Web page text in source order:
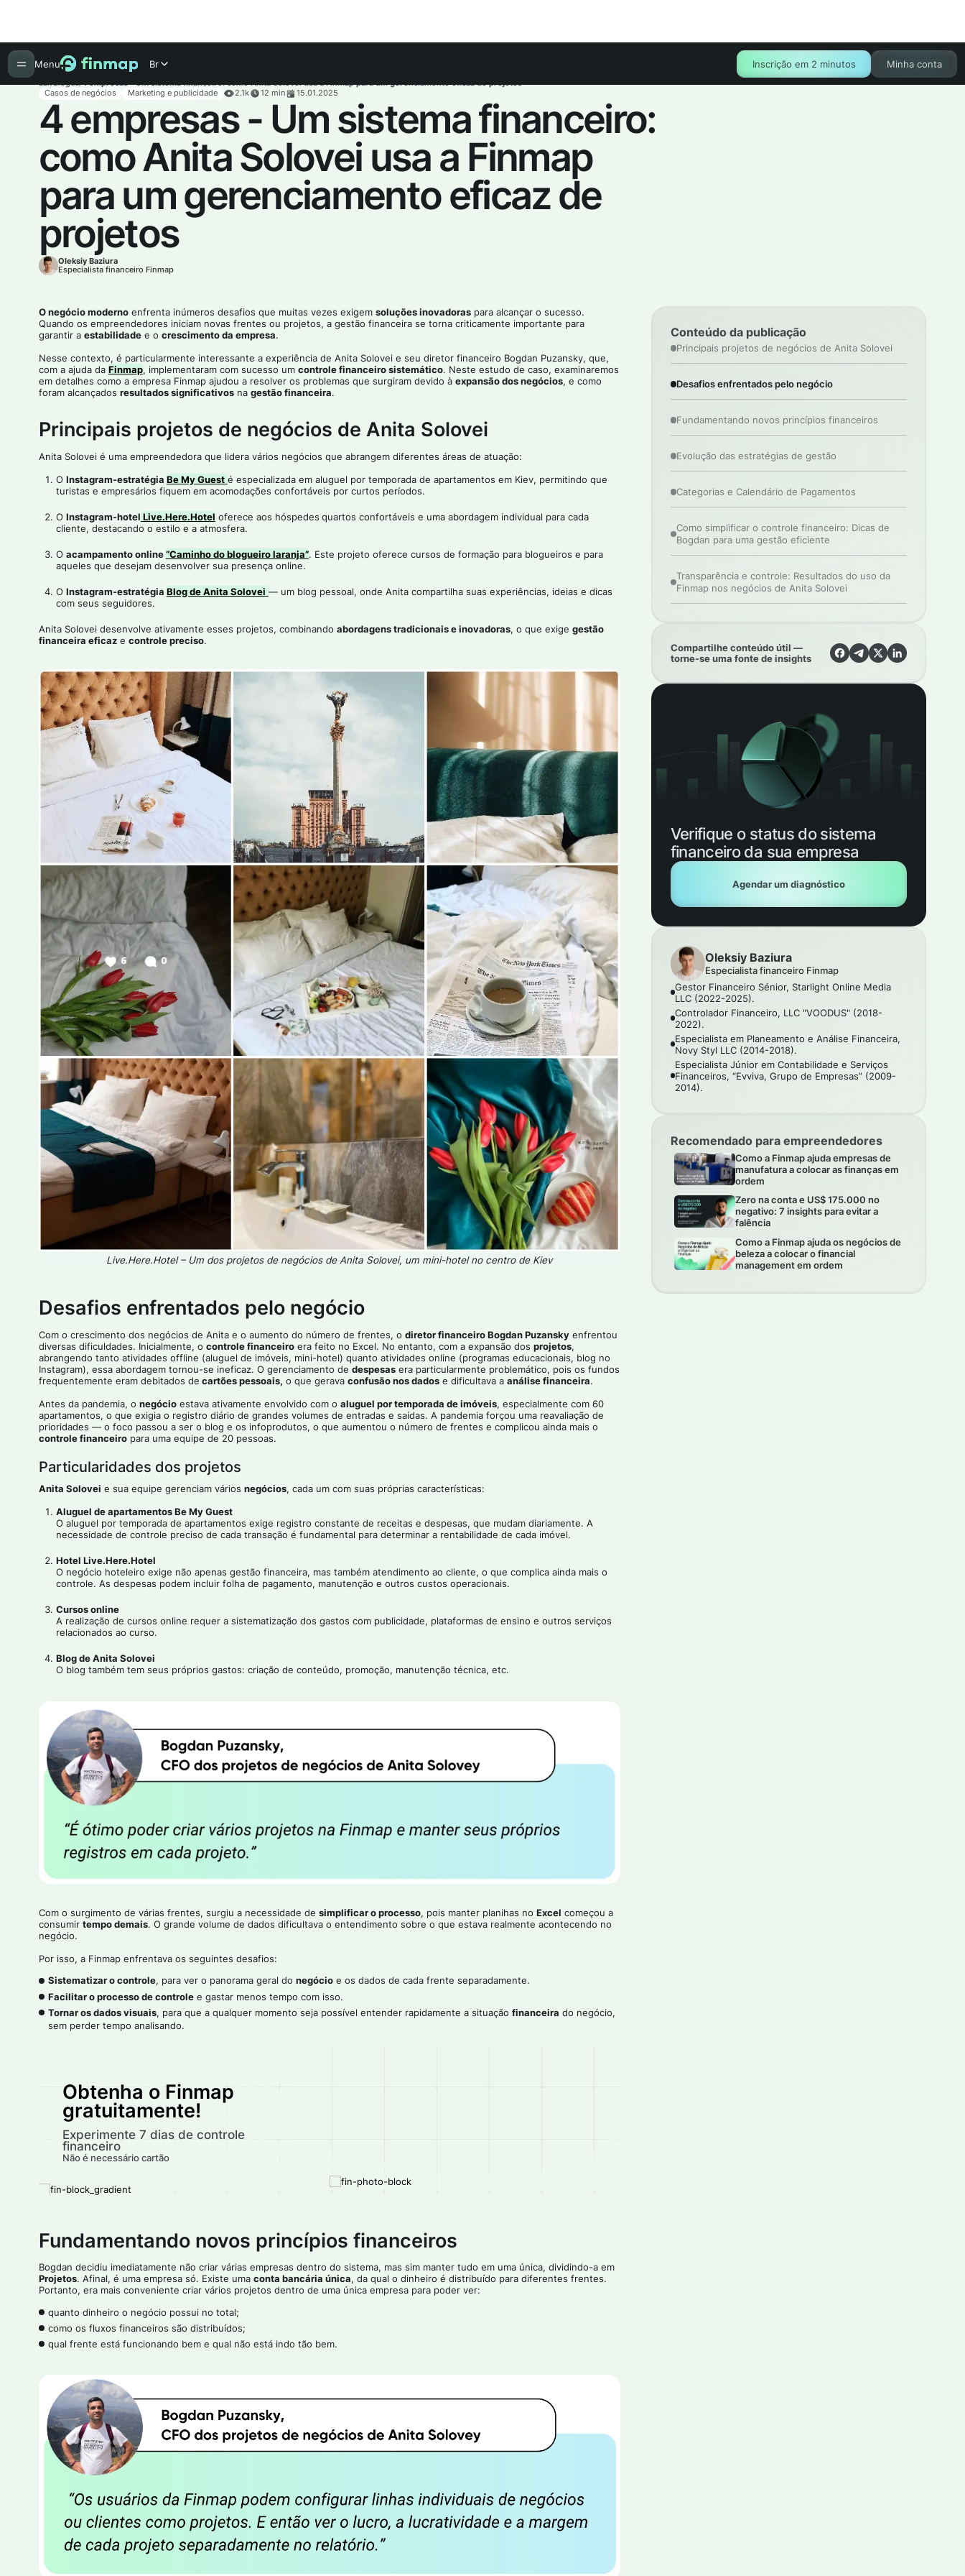
Menu Br Inscrição em 2 minutos Minha conta
Lar/Blogue/4 empresas - Um sistema financeiro: como Anita Solovei usa a Finmap para um gerenciamento eficaz de projetos
Casos de negócios
Marketing e publicidade 2.1k 12 min 15.01.2025
4 empresas - Um sistema financeiro:
como Anita Solovei usa a Finmap
para um gerenciamento eficaz de
projetos
Oleksiy Baziura
Especialista financeiro Finmap
O negócio modernoenfrenta inúmeros desafios que muitas vezes exigem soluções inovadoraspara alcançar o sucesso.
Quando os empreendedores iniciam novas frentes ou projetos, a gestão financeira se torna criticamente importante para
garantir a estabilidadee o crescimento da empresa.
Nesse contexto, é particularmente interessante a experiência de Anita Solovei e seu diretor financeiro Bogdan Puzansky, que,
com a ajuda da Finmap, implementaram com sucesso um controle financeiro sistemático. Neste estudo de caso, examinaremos
em detalhes como a empresa Finmap ajudou a resolver os problemas que surgiram devido à expansão dos negócios, e como
foram alcançados resultados significativosna gestão financeira.
Principais projetos de negócios de Anita Solovei
Anita Solovei é uma empreendedora que lidera vários negócios que abrangem diferentes áreas de atuação:
O Instagram-estratégia Be My Guest é especializada em aluguel por temporada de apartamentos em Kiev, permitindo que
turistas e empresários fiquem em acomodações confortáveis por curtos períodos.
O Instagram-hotel Live.Here.Hotel oferece aos hóspedes quartos confortáveis e uma abordagem individual para cada
cliente, destacando o estilo e a atmosfera.
O acampamento online“Caminho do blogueiro laranja”. Este projeto oferece cursos de formação para blogueiros e para
aqueles que desejam desenvolver sua presença online.
O Instagram-estratégia Blog de Anita Solovei — um blog pessoal, onde Anita compartilha suas experiências, ideias e dicas
com seus seguidores.
Anita Solovei desenvolve ativamente esses projetos, combinando abordagens tradicionais e inovadoras, o que exige gestão
financeira eficaze controle preciso.
Live.Here.Hotel – Um dos projetos de negócios de Anita Solovei, um mini-hotel no centro de Kiev
Desafios enfrentados pelo negócio
Com o crescimento dos negócios de Anita e o aumento do número de frentes, o diretor financeiro Bogdan Puzanskyenfrentou
diversas dificuldades. Inicialmente, o controle financeiroera feito no Excel. No entanto, com a expansão dos projetos,
abrangendo tanto atividades offline (aluguel de imóveis, mini-hotel) quanto atividades online (programas educacionais, blog no
Instagram), essa abordagem tornou-se ineficaz. O gerenciamento de despesasera particularmente problemático, pois os fundos
frequentemente eram debitados de cartões pessoais, o que gerava confusão nos dadose dificultava a análise financeira.
Antes da pandemia, o negócioestava ativamente envolvido com o aluguel por temporada de imóveis, especialmente com 60
apartamentos, o que exigia o registro diário de grandes volumes de entradas e saídas. A pandemia forçou uma reavaliação de
prioridades — o foco passou a ser o blog e os infoprodutos, o que aumentou o número de frentes e complicou ainda mais o
controle financeiropara uma equipe de 20 pessoas.
Particularidades dos projetos
Anita Solovei e sua equipe gerenciam vários negócios, cada um com suas próprias características:
Aluguel de apartamentos Be My Guest
O aluguel por temporada de apartamentos exige registro constante de receitas e despesas, que mudam diariamente. A
necessidade de controle preciso de cada transação é fundamental para determinar a rentabilidade de cada imóvel.
Hotel Live.Here.Hotel
O negócio hoteleiro exige não apenas gestão financeira, mas também atendimento ao cliente, o que complica ainda mais o
controle. As despesas podem incluir folha de pagamento, manutenção e outros custos operacionais.
Cursos online
A realização de cursos online requer a sistematização dos gastos com publicidade, plataformas de ensino e outros serviços
relacionados ao curso.
Blog de Anita Solovei
O blog também tem seus próprios gastos: criação de conteúdo, promoção, manutenção técnica, etc.
Com o surgimento de várias frentes, surgiu a necessidade de simplificar o processo, pois manter planihas no Excel começou a
consumir tempo demais. O grande volume de dados dificultava o entendimento sobre o que estava realmente acontecendo no
negócio.
Por isso, a Finmap enfrentava os seguintes desafios:
Sistematizar o controle, para ver o panorama geral donegócio e os dados de cada frente separadamente.
Facilitar o processo de controle e gastar menos tempo com isso.
Tornar os dados visuais, para que a qualquer momento seja possível entender rapidamente a situaçãofinanceira do negócio,
sem perder tempo analisando.
Obtenha o Finmap
gratuitamente!
Experimente 7 dias de controle
financeiro
Não é necessário cartão
Fundamentando novos princípios financeiros
Bogdan decidiu imediatamente não criar várias empresas dentro do sistema, mas sim manter tudo em uma única, dividindo-a em
Projetos. Afinal, é uma empresa só. Existe uma conta bancária única, da qual o dinheiro é distribuído para diferentes frentes.
Portanto, era mais conveniente criar vários projetos dentro de uma única empresa para poder ver:
quanto dinheiro o negócio possui no total;
como os fluxos financeiros são distribuídos;
qual frente está funcionando bem e qual não está indo tão bem.
Conteúdo da publicação
Principais projetos de negócios de Anita Solovei
Desafios enfrentados pelo negócio
Fundamentando novos princípios financeiros
Evolução das estratégias de gestão
Categorias e Calendário de Pagamentos
Como simplificar o controle financeiro: Dicas de
Bogdan para uma gestão eficiente
Transparência e controle: Resultados do uso da
Finmap nos negócios de Anita Solovei
Compartilhe conteúdo útil —
torne-se uma fonte de insights
Verifique o status do sistema
financeiro da sua empresa
Agendar um diagnóstico
Oleksiy Baziura
Especialista financeiro Finmap
Gestor Financeiro Sénior, Starlight Online Media
LLC (2022-2025).
Controlador Financeiro, LLC "VOODUS" (2018-
2022).
Especialista em Planeamento e Análise Financeira,
Novy Styl LLC (2014-2018).
Especialista Júnior em Contabilidade e Serviços
Financeiros, “Evviva, Grupo de Empresas” (2009-
2014).
Recomendado para empreendedores
Como a Finmap ajuda empresas de
manufatura a colocar as finanças em
ordem
Zero na conta e US$ 175.000 no
negativo: 7 insights para evitar a
falência
Como a Finmap ajuda os negócios de
beleza a colocar o financial
management em ordem